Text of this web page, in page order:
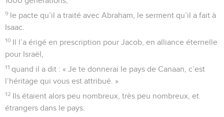
9 le pacte qu’il a traité avec Abraham, le serment qu’il a fait à
Isaac.
10 Il l’a érigé en prescription pour Jacob, en alliance éternelle
pour Israël,
11 quand il a dit : « Je te donnerai le pays de Canaan, c’est
l’héritage qui vous est attribué. »
12 Ils étaient alors peu nombreux, très peu nombreux, et
étrangers dans le pays.